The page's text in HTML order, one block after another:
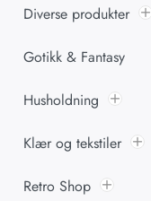
Diverse produkter
Gotikk & Fantasy
Husholdning
Klær og tekstiler
Retro Shop